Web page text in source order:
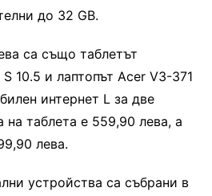
до 32 GB.
са също таблетът
10.5 и лаптопът Acer V3-371
интернет L за две
на таблета е 559,90 лева, а
лева.
устройства са събрани в